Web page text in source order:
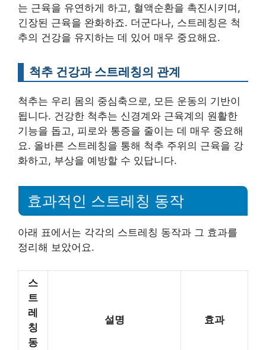
는 근육을 유연하게 하고, 혈액순환을 촉진시키며,
긴장된 근육을 완화하죠. 더군다나, 스트레칭은 척
추의 건강을 유지하는 데 있어 매우 중요해요.
척추 건강과 스트레칭의 관계
척추는 우리 몸의 중심축으로, 모든 운동의 기반이
됩니다. 건강한 척추는 신경계와 근육계의 원활한
기능을 돕고, 피로와 통증을 줄이는 데 매우 중요해
요. 올바른 스트레칭을 통해 척추 주위의 근육을 강
화하고, 부상을 예방할 수 있답니다.
효과적인 스트레칭 동작
아래 표에서는 각각의 스트레칭 동작과 그 효과를
정리해 보았어요.
스
트
레
칭
동
설명 효과